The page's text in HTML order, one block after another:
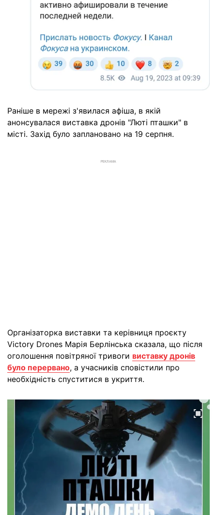
Раніше в мережі з'явилася афіша, в якій
анонсувалася виставка дронів "Люті пташки" в
місті. Захід було заплановано на 19 серпня.
РЕКЛАМА
Організаторка виставки та керівниця проєкту
Victory Drones Марія Берлінська сказала, що після
оголошення повітряної тривоги виставку дронів
було перервано, а учасників сповістили про
необхідність спуститися в укриття.